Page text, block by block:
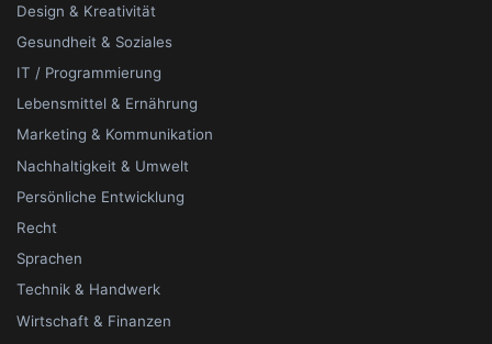
Design & Kreativität
Gesundheit & Soziales
IT / Programmierung
Lebensmittel & Ernährung
Marketing & Kommunikation
Nachhaltigkeit & Umwelt
Persönliche Entwicklung
Recht
Sprachen
Technik & Handwerk
Wirtschaft & Finanzen